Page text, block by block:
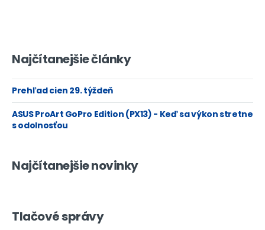
Najčítanejšie články
Prehľad cien 29. týždeň
ASUS ProArt GoPro Edition (PX13) - Keď sa výkon stretne
s odolnosťou
Najčítanejšie novinky
Tlačové správy